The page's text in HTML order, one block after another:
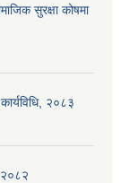
सुरक्षा कोषमा
२०८३
२०८२